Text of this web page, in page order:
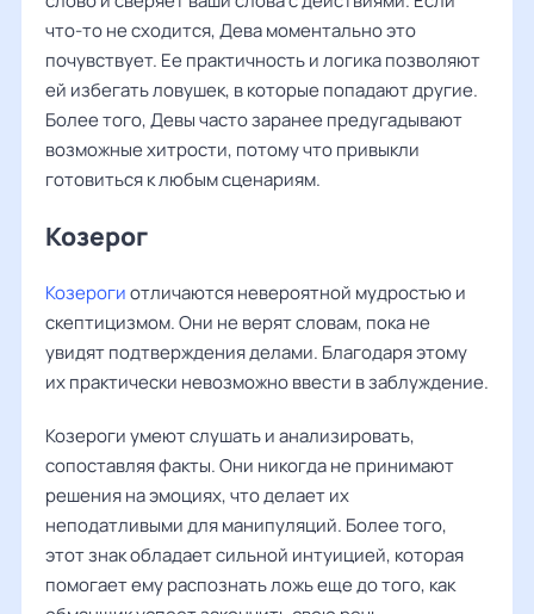
что-то не сходится, Дева моментально это
почувствует. Ее практичность и логика позволяют
ей избегать ловушек, в которые попадают другие.
Более того, Девы часто заранее предугадывают
возможные хитрости, потому что привыкли
готовиться к любым сценариям.
Козерог
Козерогиотличаются невероятной мудростью и
скептицизмом. Они не верят словам, пока не
увидят подтверждения делами. Благодаря этому
их практически невозможно ввести в заблуждение.
Козероги умеют слушать и анализировать,
сопоставляя факты. Они никогда не принимают
решения на эмоциях, что делает их
неподатливыми для манипуляций. Более того,
этот знак обладает сильной интуицией, которая
помогает ему распознать ложь еще до того, как